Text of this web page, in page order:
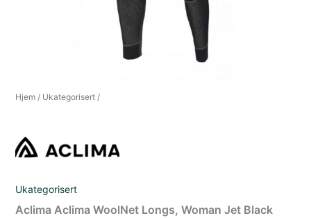
Hjem / Ukategorisert /
Ukategorisert
Aclima Aclima WoolNet Longs, Woman Jet Black